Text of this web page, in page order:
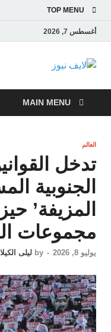
TOP MENU
أغسطس 7, 2026
MAIN MENU
العالم
تدخل
الجنوبية
المزيفة’
مجموعات
يوليو 8, 2026 -
by ليلى